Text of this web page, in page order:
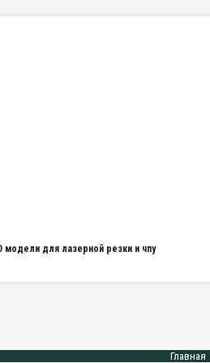
модели для лазерной резки и чпу
Главная